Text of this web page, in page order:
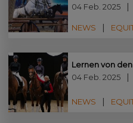
04 Feb. 2025
NEWS
Lernen von
04 Feb. 2025
NEWS